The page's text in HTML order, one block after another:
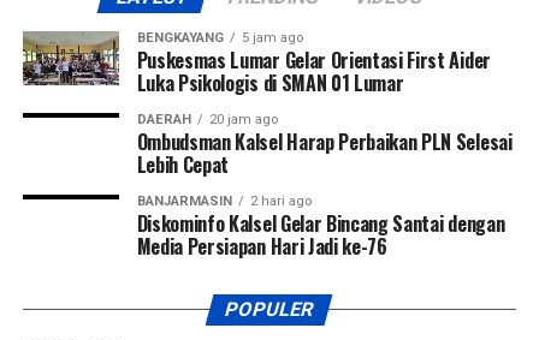
Menurut Pangdam, sebagai kodam yang baru berdiri
sekitar satu tahun, diperlukan wadah kompetisi yang
mampu menjaring talenta-talenta muda terbaik.
“Karena kita baru berdiri sekitar satu tahun dan memiliki
dua wilayah, yaitu Kalimantan Tengah dan Kalimantan
Selatan. Oleh karena itu, kami menggelar turnamen sepak
bola ini untuk mencari bibit-bibit anak muda dari kedua
provinsi tersebut,” ujar Pangdam Zainal Arifin.
Pangdam menegaskan sepak bola bukan hanya olahraga
BENGKAYANG 5 jam ago
Puskesmas Lumar Gelar Orientasi First Aider
Luka Psikologis di SMAN 01 Lumar
DAERAH 20 jam ago
Ombudsman Kalsel Harap Perbaikan PLN Selesai
Lebih Cepat
BANJARMASIN 2 hari ago
Diskominfo Kalsel Gelar Bincang Santai dengan
Media Persiapan Hari Jadi ke-76
POPULER